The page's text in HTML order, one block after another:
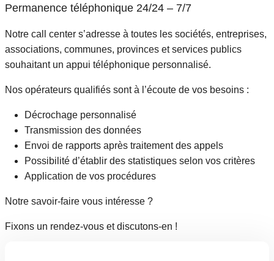
Permanence téléphonique 24/24 – 7/7
Notre call center s’adresse à toutes les sociétés, entreprises,
associations, communes, provinces et services publics
souhaitant un appui téléphonique personnalisé.
Nos opérateurs qualifiés sont à l’écoute de vos besoins :
Décrochage personnalisé
Transmission des données
Envoi de rapports après traitement des appels
Possibilité d’établir des statistiques selon vos critères
Application de vos procédures
Notre savoir-faire vous intéresse ?
Fixons un rendez-vous et discutons-en !